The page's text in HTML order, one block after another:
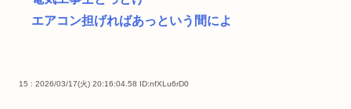
エアコン担げればあっという間によ
15 : 2026/03/17(火) 20:16:04.58 ID:nfXLu6rD0